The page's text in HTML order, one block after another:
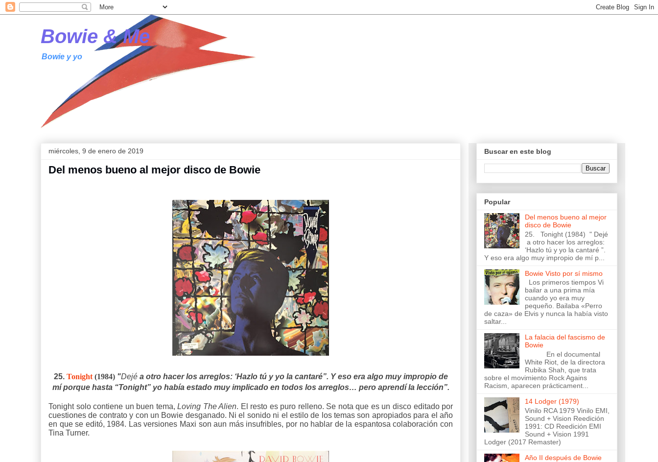
Bowie & Me
Bowie y yo
miércoles, 9 de enero de 2019
Del menos bueno al mejor disco de Bowie
25. Tonight(1984) "Dejéa otro hacer los arreglos: ‘Hazlo tú y yo la cantaré”. Y eso era algo muy impropio de
mí porque hasta “Tonight” yo había estado muy implicado en todos los arreglos… pero aprendí la lección”.
Tonight solo contiene un buen tema,Loving The Alien. El resto es puro relleno. Se nota que es un disco editado por
cuestiones de contrato y con un Bowie desganado. Ni el sonido ni el estilo de los temas son apropiados para el año
en que se editó, 1984. Las versiones Maxi son aun más insufribles, por no hablar de la espantosa colaboración con
Tina Turner.
Buscar en este blog
Popular
Del menos bueno al mejor
disco de Bowie
25. Tonight (1984) " Dejé
a otro hacer los arreglos:
‘Hazlo tú y yo la cantaré ”.
Y eso era algo muy impropio de mí p...
Bowie Visto por sí mismo
Los primeros tiempos Vi
bailar a una prima mía
cuando yo era muy
pequeño. Bailaba «Perro
de caza» de Elvis y nunca la había visto
saltar...
La falacia del fascismo de
Bowie
En el documental
White Riot, de la directora
Rubika Shah, que trata
sobre el movimiento Rock Agains
Racism, aparecen prácticament...
14 Lodger (1979)
Vinilo RCA 1979 Vinilo EMI,
Sound + Vision Reedición
1991: CD Reedición EMI
Sound + Vision 1991
Lodger (2017 Remaster)
Año II después de Bowie